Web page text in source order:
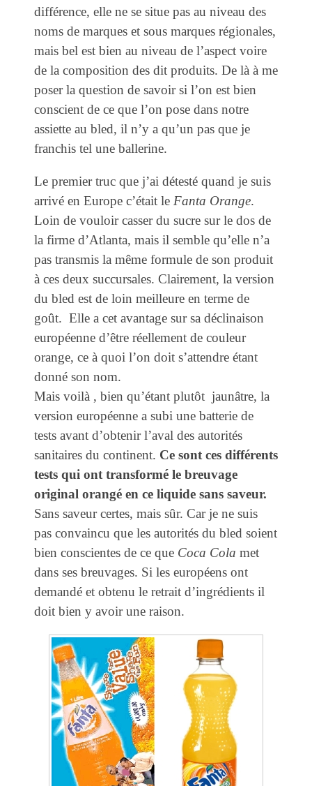
différence, elle ne se situe pas au niveau des
noms de marques et sous marques régionales,
mais bel est bien au niveau de l’aspect voire
de la composition des dit produits. De là à me
poser la question de savoir si l’on est bien
conscient de ce que l’on pose dans notre
assiette au bled, il n’y a qu’un pas que je
franchis tel une ballerine.
Le premier truc que j’ai détesté quand je suis
arrivé en Europe c’était le Fanta Orange.
Loin de vouloir casser du sucre sur le dos de
la firme d’Atlanta, mais il semble qu’elle n’a
pas transmis la même formule de son produit
à ces deux succursales. Clairement, la version
du bled est de loin meilleure en terme de
goût. Elle a cet avantage sur sa déclinaison
européenne d’être réellement de couleur
orange, ce à quoi l’on doit s’attendre étant
donné son nom.
Mais voilà , bien qu’étant plutôt jaunâtre, la
version européenne a subi une batterie de
tests avant d’obtenir l’aval des autorités
sanitaires du continent. Ce sont ces différents
tests qui ont transformé le breuvage
original orangé en ce liquide sans saveur.
Sans saveur certes, mais sûr. Car je ne suis
pas convaincu que les autorités du bled soient
bien conscientes de ce que Coca Cola met
dans ses breuvages. Si les européens ont
demandé et obtenu le retrait d’ingrédients il
doit bien y avoir une raison.